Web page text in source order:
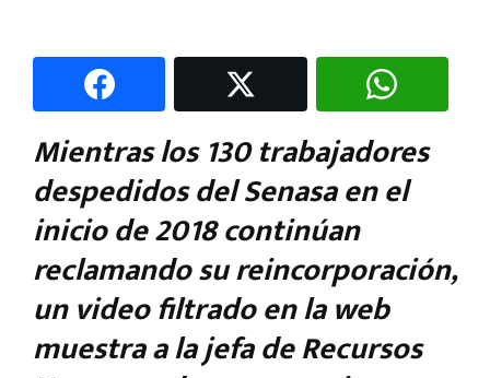
Mientras los 130 trabajadores
despedidos del Senasa en el
inicio de 2018 continúan
reclamando su reincorporación,
un video filtrado en la web
muestra a la jefa de Recursos